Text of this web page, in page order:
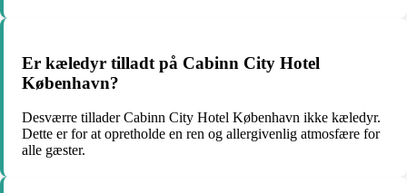
Er kæledyr tilladt på Cabinn City Hotel
København?
Desværre tillader Cabinn City Hotel København ikke kæledyr.
Dette er for at opretholde en ren og allergivenlig atmosfære for
alle gæster.